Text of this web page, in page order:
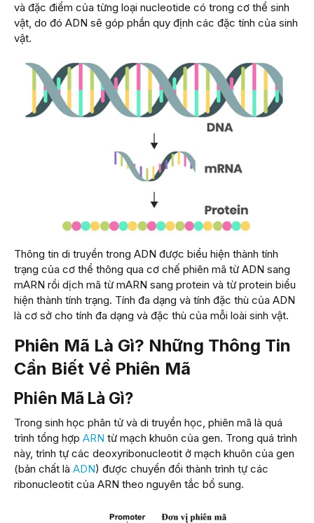
và đặc điểm của từng loại nucleotide có trong cơ thể sinh
vật, do đó ADN sẽ góp phần quy định các đặc tính của sinh
vật.
Thông tin di truyền trong ADN được biểu hiện thành tính
trạng của cơ thể thông qua cơ chế phiên mã từ ADN sang
mARN rồi dịch mã từ mARN sang protein và từ protein biểu
hiện thành tính trạng. Tính đa dạng và tính đặc thù của ADN
là cơ sở cho tính đa dạng và đặc thù của mỗi loài sinh vật.
Phiên Mã Là Gì? Những Thông Tin
Cần Biết Về Phiên Mã
Phiên Mã Là Gì?
Trong sinh học phân tử và di truyền học, phiên mã là quá
trình tổng hợp ARN từ mạch khuôn của gen. Trong quá trình
này, trình tự các deoxyribonucleotit ở mạch khuôn của gen
(bản chất là ADN) được chuyển đổi thành trình tự các
ribonucleotit của ARN theo nguyên tắc bổ sung.